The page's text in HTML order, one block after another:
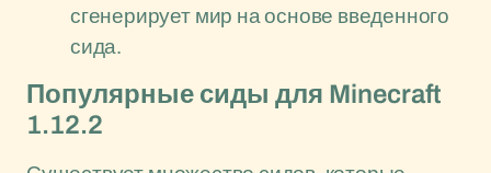
сгенерирует мир на основе введенного
сида.
Популярные сиды для Minecraft
1.12.2